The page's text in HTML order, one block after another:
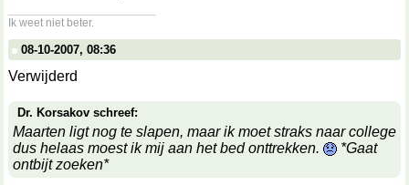
Ik weet niet beter.
08-10-2007, 08:36
Verwijderd
Dr. Korsakov schreef:
Maarten ligt nog te slapen, maar ik moet straks naar college
dus helaas moest ik mij aan het bed onttrekken.
*Gaat
ontbijt zoeken*